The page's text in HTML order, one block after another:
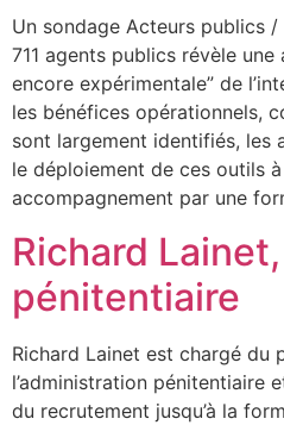
Un sondage Acteurs publics
711 agents publics révèle
encore expérimentale” de
les bénéfices opérationnels,
sont largement identifiés, les
le déploiement de ces outils
accompagnement par une
Richard
pénitentiaire
Richard Lainet est chargé du
l’administration pénitentiaire
du recrutement jusqu’à la